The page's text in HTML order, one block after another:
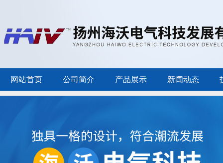
网站首页 公司简介 产品展示 新闻动态